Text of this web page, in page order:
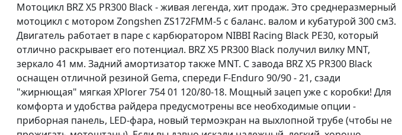
Мотоцикл BRZ X5 PR300 Black - живая легенда, хит продаж. Это среднеразмерный
мотоцикл с мотором Zongshen ZS172FMM-5 с баланс. валом и кубатурой 300 см3.
Двигатель работает в паре с карбюратором NIBBI Racing Black PE30, который
отлично раскрывает его потенциал. BRZ X5 PR300 Black получил вилку MNT,
зеркало 41 мм. Задний амортизатор также MNT. С завода BRZ X5 PR300 Black
оснащен отличной резиной Gema, спереди F-Enduro 90/90 - 21, сзади
"жирнющая" мягкая XPlorer 754 01 120/80-18. Мощный зацеп уже с коробки! Для
комфорта и удобства райдера предусмотрены все необходимые опции -
приборная панель, LED-фара, новый термоэкран на выхлопной трубе (чтобы не